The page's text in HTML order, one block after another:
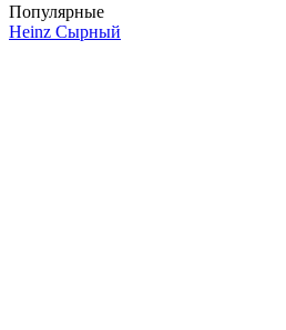
Популярные
Heinz Сырный